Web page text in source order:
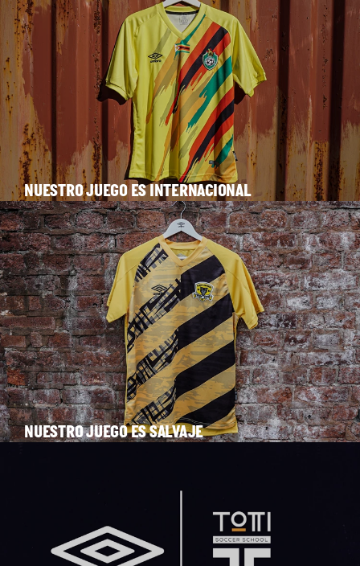
NUESTRO JUEGO ES INTERNACIONAL
NUESTRO JUEGO ES SALVAJE